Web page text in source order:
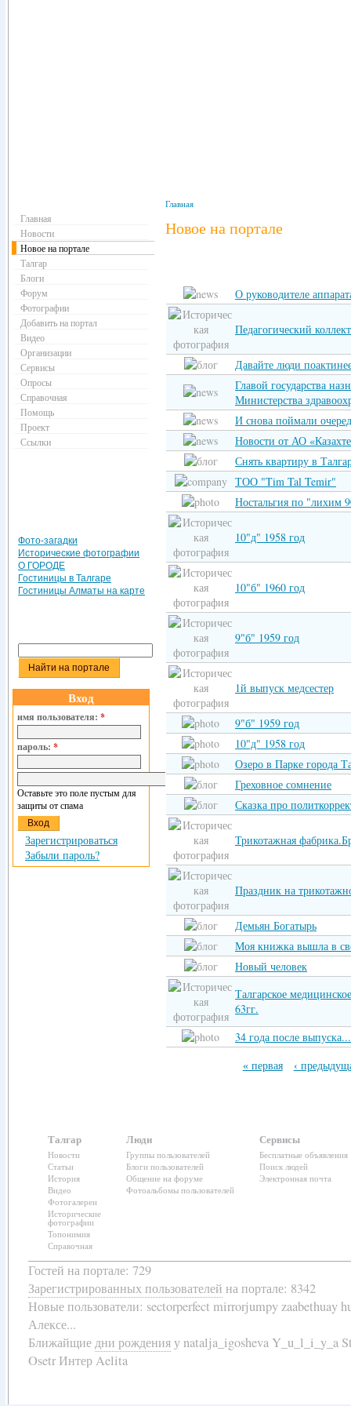
Главная
Новое на портале
О руководителе
Педагогический
Давайте люди
Главой государства
Министерства
И снова поймали
Новости от АО
Снять квартиру в
ТОО "Tim Tal Temir"
Ностальгия по "лихим
10"д" 1958 год
10"б" 1960 год
9"б" 1959 год
1й выпуск медсестер
9"б" 1959 год
10"д" 1958 год
Озеро в Парке города
Греховное сомнение
Сказка про
Трикотажная
Праздник на
Демьян Богатырь
Моя книжка вышла в
Новый человек
Талгарское
63гг.
34 года после выпуска...
« первая ‹
Главная
Новости
Новое на портале
Талгар
Блоги
Форум
Фотографии
Добавить на портал
Видео
Организации
Сервисы
Опросы
Справочная
Помощь
Проект
Ссылки
Фото-загадки
Исторические фотографии
О ГОРОДЕ
Гостиницы в Талгаре
Гостиницы Алматы на карте
Вход
имя пользователя: *
пароль: *
Оставьте это поле пустым для
защиты от спама
Зарегистрироваться
Забыли пароль?
Талгар
Новости
Статьи
История
Видео
Фотогалереи
Исторические
фотографии
Топонимия
Справочная
Люди
Группы пользователей
Блоги пользователей
Общение на форуме
Фотоальбомы пользователей
Сервисы
Бесплатные объявления
Поиск людей
Электронная почта
Гостей на портале: 729
Зарегистрированных пользователей на портале: 8342
Новые пользователи: sectorperfect mirrorjumpy zaabethuay
Алексе...
Ближайщиедни рожденияу natalja_igosheva Y_u_l_i_y_a
Osetr Интер Aelita